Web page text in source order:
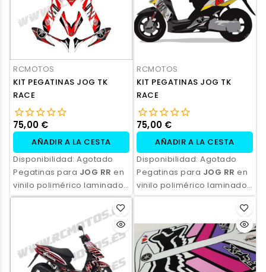
RCMOTOS
KIT PEGATINAS JOG TK
RACE
75,00 €
AÑADIR A LA CESTA
Disponibilidad: Agotado
Pegatinas para JOG RR en
vinilo polimérico laminado,
impresas con tinta
resistencia, acabado
profesional y opción de
personalización.
RCMOTOS
KIT PEGATINAS JOG TK
RACE
75,00 €
AÑADIR A LA CESTA
Disponibilidad: Agotado
Pegatinas para JOG RR en
vinilo polimérico laminado,
impresas con tinta
resistencia, acabado
profesional y opción de
personalización.